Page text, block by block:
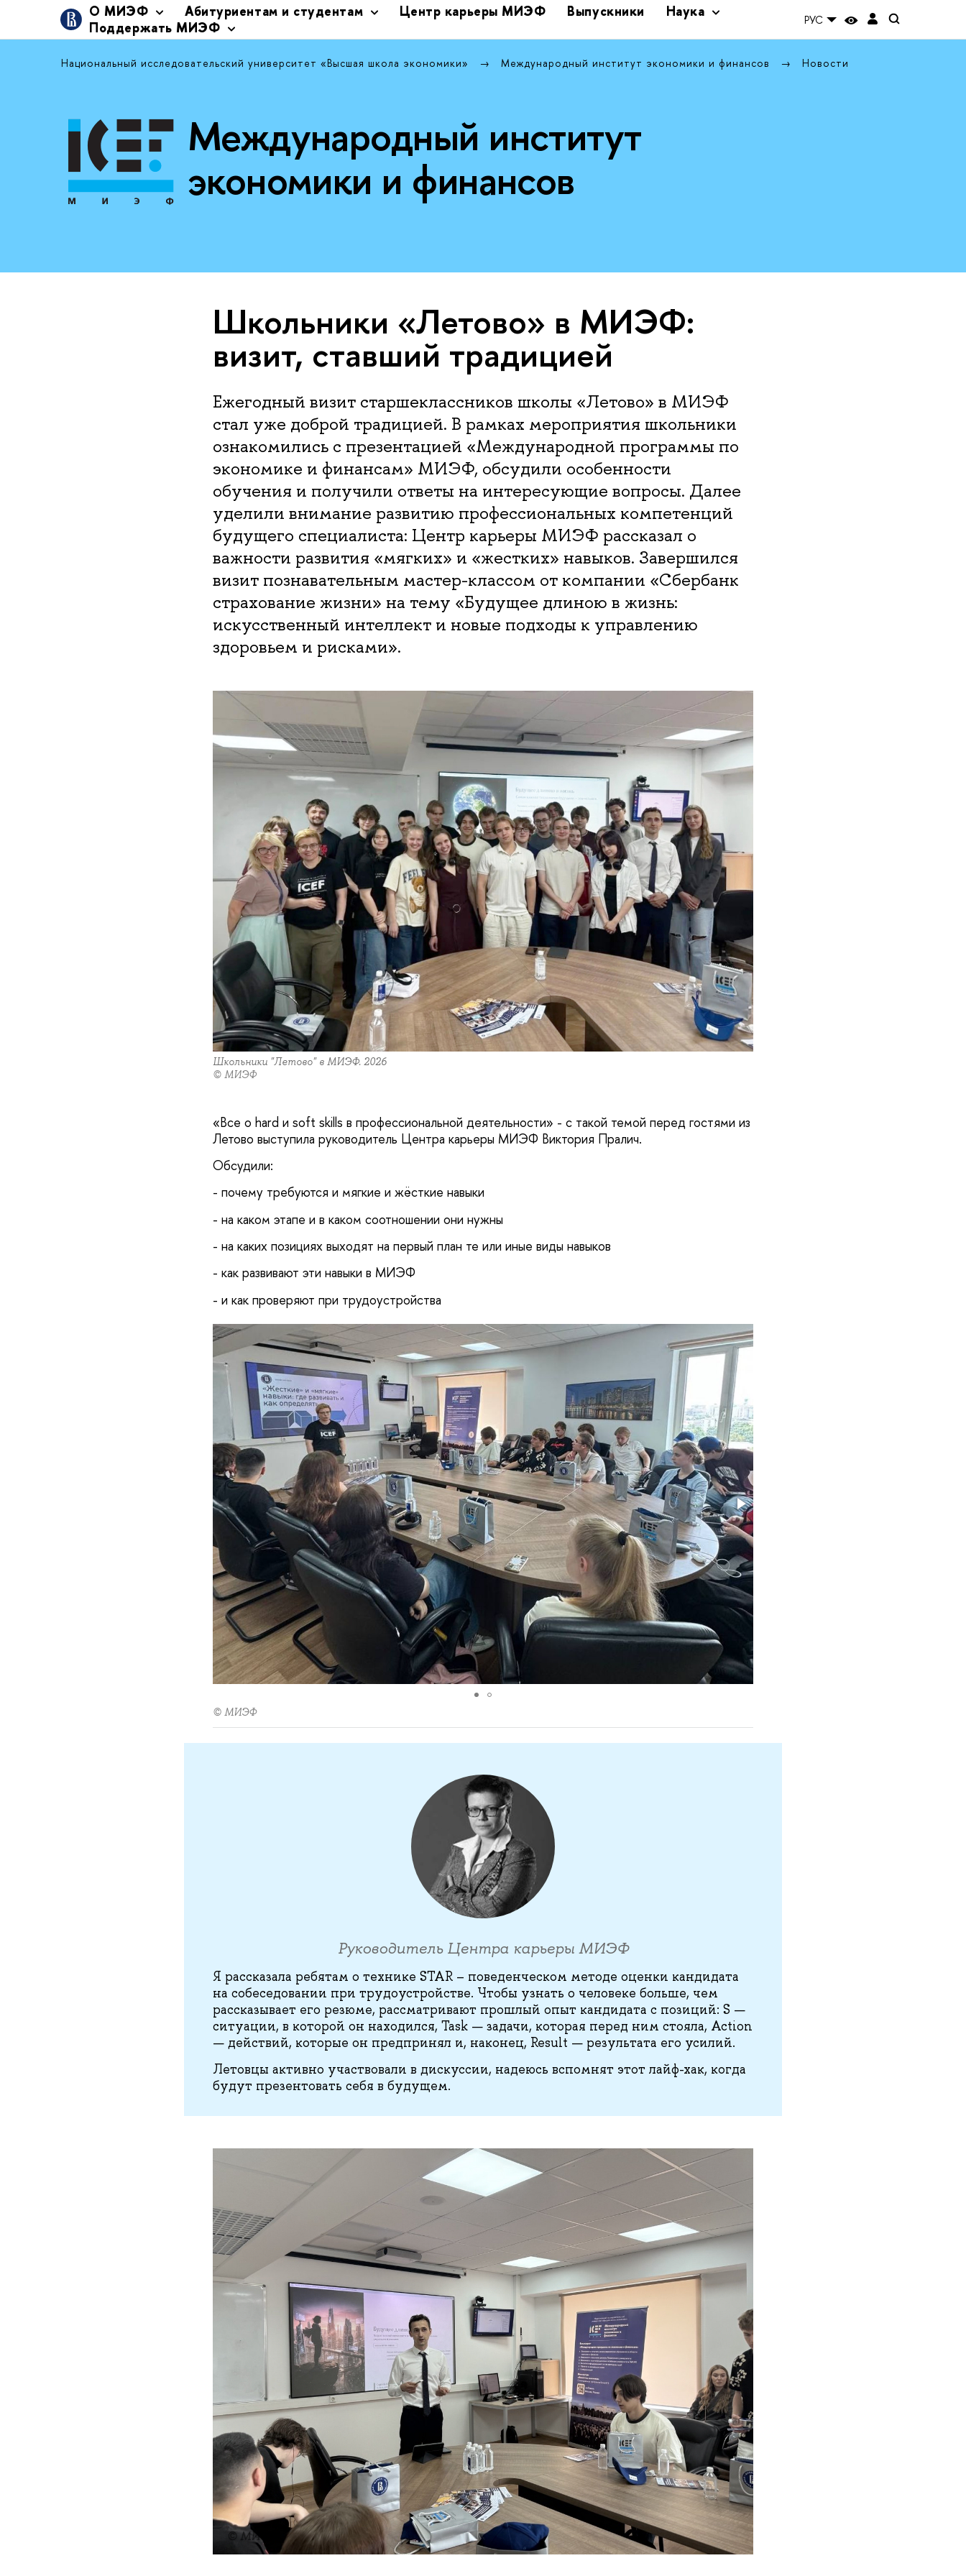
О МИЭФ Абитуриентам и студентам Центр карьеры МИЭФ Выпускники
Наука
Поддержать МИЭФ
РУС
Национальный исследовательский университет «Высшая школа экономики» Международный институт экономики и финансов Новости
Международный институт
экономики и финансов
Школьники «Летово» в МИЭФ:
визит, ставший традицией
Ежегодный визит старшеклассников школы «Летово» в МИЭФ
стал уже доброй традицией. В рамках мероприятия школьники
ознакомились с презентацией «Международной программы по
экономике и финансам» МИЭФ, обсудили особенности
обучения и получили ответы на интересующие вопросы. Далее
уделили внимание развитию профессиональных компетенций
будущего специалиста: Центр карьеры МИЭФ рассказал о
важности развития «мягких» и «жестких» навыков. Завершился
визит познавательным мастер-классом от компании «Сбербанк
страхование жизни» на тему «Будущее длиною в жизнь:
искусственный интеллект и новые подходы к управлению
здоровьем и рисками».
Школьники "Летово" в МИЭФ. 2026
© МИЭФ
«Все о hard и soft skills в профессиональной деятельности» - с такой темой перед гостями из
Летово выступила руководитель Центра карьеры МИЭФ Виктория Пралич.
Обсудили:
- почему требуются и мягкие и жёсткие навыки
- на каком этапе и в каком соотношении они нужны
- на каких позициях выходят на первый план те или иные виды навыков
- как развивают эти навыки в МИЭФ
- и как проверяют при трудоустройства
© МИЭФ
Руководитель Центра карьеры МИЭФ
Я рассказала ребятам о технике STAR – поведенческом методе оценки кандидата
на собеседовании при трудоустройстве. Чтобы узнать о человеке больше, чем
рассказывает его резюме, рассматривают прошлый опыт кандидата с позиций: S —
ситуации, в которой он находился, Task — задачи, которая перед ним стояла, Action
— действий, которые он предпринял и, наконец, Result — результата его усилий.
Летовцы активно участвовали в дискуссии, надеюсь вспомнят этот лайф-хак, когда
будут презентовать себя в будущем.
© МИЭФ